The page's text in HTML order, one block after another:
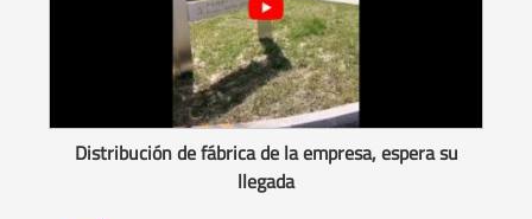
Distribución de fábrica de la empresa, espera su
llegada